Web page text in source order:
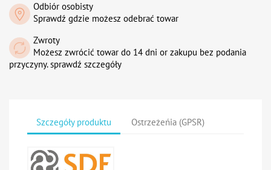
Odbiór osobisty
Sprawdź gdzie możesz odebrać towar
Zwroty
Możesz zwrócić towar do 14 dni or zakupu bez podania
przyczyny. sprawdź szczegóły
Szczegóły produktu Ostrzeżeńia (GPSR)